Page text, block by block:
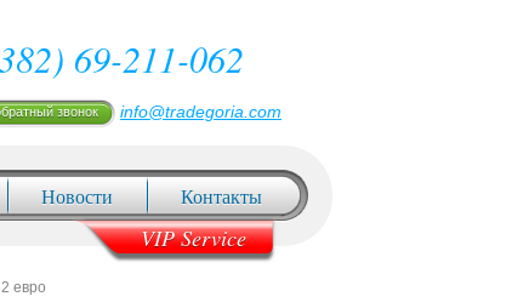
69-211-062
звонок info@tradegoria.com
Новости Контакты
VIP Service
евро